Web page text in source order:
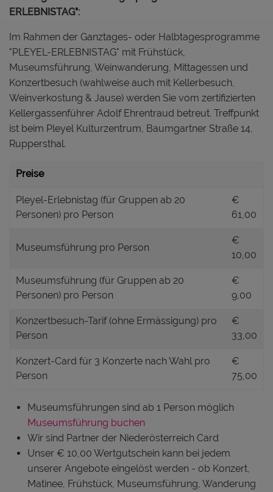
ERLEBNISTAG":
Im Rahmen der Ganztages- oder Halbtagesprogramme
"PLEYEL-ERLEBNISTAG" mit Frühstück,
Museumsführung, Weinwanderung, Mittagessen und
Konzertbesuch (wahlweise auch mit Kellerbesuch,
Weinverkostung & Jause) werden Sie vom zertifizierten
Kellergassenführer Adolf Ehrentraud betreut. Treffpunkt
ist beim Pleyel Kulturzentrum, Baumgartner Straße 14,
Ruppersthal.
Preise
Pleyel-Erlebnistag (für Gruppen ab 20
Personen) pro Person
€
61,00
Museumsführung pro Person
€
10,00
Museumsführung (für Gruppen ab 20
Personen) pro Person
€
9,00
Konzertbesuch-Tarif (ohne Ermässigung) pro
Person
€
33,00
Konzert-Card für 3 Konzerte nach Wahl pro
Person
€
75,00
Museumsführungen sind ab 1 Person möglich
Museumsführung buchen
Wir sind Partner der Niederösterreich Card
Unser € 10,00 Wertgutschein kann bei jedem
unserer Angebote eingelöst werden - ob Konzert,
Matinee, Frühstück, Museumsführung, Wanderung